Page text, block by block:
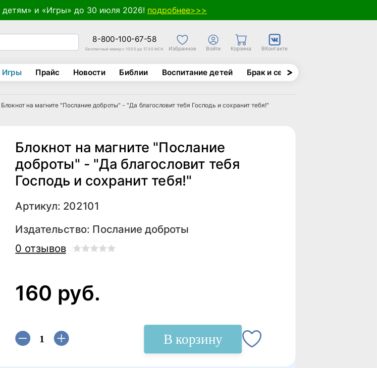
и «Игры» до 30 июля 2026! подробнее>>>
8-800-100-67-58
Бесплатный номер с 10:00 до 17:30 МСК Избранное Войти Корзина ВКонтакте
Игры Прайс Новости Библии Воспитание детей Брак и семья
Блокнот на магните "Послание доброты" - "Да благословит тебя Господь и сохранит тебя!"
Блокнот на магните "Послание
доброты" - "Да благословит тебя
Господь и сохранит тебя!"
Артикул: 202101
Издательство: Послание доброты
0 отзывов
160 руб.
В корзину